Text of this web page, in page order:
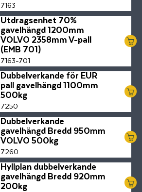
7163
Utdragsenhet 70%
gavelhängd 1200mm
VOLVO 2358mm V-pall
(EMB 701)
7163-701
Dubbelverkande för EUR
pall gavelhängd 1100mm
500kg
7250
Dubbelverkande
gavelhängd Bredd 950mm
VOLVO 500kg
7260
Hyllplan dubbelverkande
gavelhängd Bredd 920mm
200kg